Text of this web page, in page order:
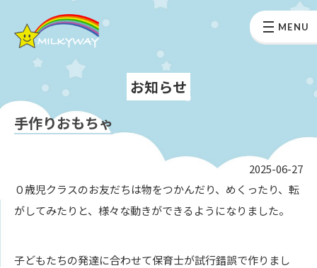
MENU
お知らせ
手作りおもちゃ
2025-06-27
０歳児クラスのお友だちは物をつかんだり、めくったり、転
がしてみたりと、様々な動きができるようになりました。
子どもたちの発達に合わせて保育士が試行錯誤で作りまし